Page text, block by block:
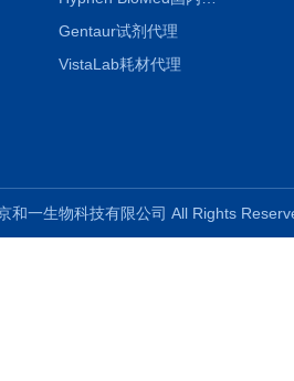
Gentaur试剂代理
VistaLab耗材代理
和一生物科技有限公司 All Rights